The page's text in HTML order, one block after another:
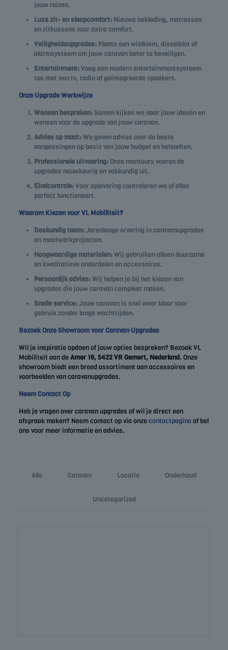
jouw reizen.
Luxe zit- en slaapcomfort:Nieuwe bekleding, matrassen
en zitkussens voor extra comfort.
Veiligheidsupgrades:Plaats een wielklem, disselslot of
alarmsysteem om jouw caravan beter te beveiligen.
Entertainment:Voeg een modern entertainmentsysteem
toe met een tv, radio of geïntegreerde speakers.
Onze Upgrade Werkwijze
Wensen bespreken:Samen kijken we naar jouw ideeën en
wensen voor de upgrade van jouw caravan.
Advies op maat:We geven advies over de beste
aanpassingen op basis van jouw budget en behoeften.
Professionele uitvoering:Onze monteurs voeren de
upgrades nauwkeurig en vakkundig uit.
Eindcontrole:Voor oplevering controleren we of alles
perfect functioneert.
Waarom Kiezen voor VL Mobiliteit?
Deskundig team:Jarenlange ervaring in caravanupgrades
en maatwerkprojecten.
Hoogwaardige materialen:Wij gebruiken alleen duurzame
en kwalitatieve onderdelen en accessoires.
Persoonlijk advies:Wij helpen je bij het kiezen van
upgrades die jouw caravan compleet maken.
Snelle service:Jouw caravan is snel weer klaar voor
gebruik zonder lange wachttijden.
Bezoek Onze Showroom voor Caravan Upgrades
Wil je inspiratie opdoen of jouw opties bespreken? Bezoek VL
Mobiliteit aan deAmer 16, 5422 VR Gemert, Nederland. Onze
showroom biedt een breed assortiment aan accessoires en
voorbeelden van caravanupgrades.
Neem Contact Op
Heb je vragen over caravan upgrades of wil je direct een
afspraak maken? Neem contact op via onzecontactpagina of bel
ons voor meer informatie en advies.
Alle Caravan Locatie Onderhoud
Uncategorized